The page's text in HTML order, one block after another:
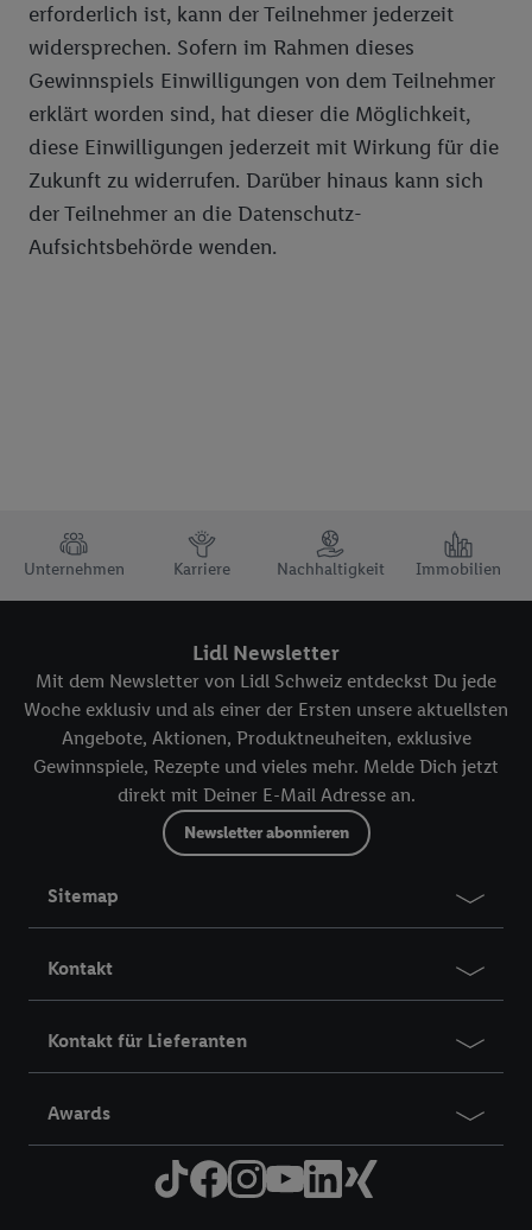
erforderlich ist, kann der Teilnehmer jederzeit
widersprechen. Sofern im Rahmen dieses
Gewinnspiels Einwilligungen von dem Teilnehmer
erklärt worden sind, hat dieser die Möglichkeit,
diese Einwilligungen jederzeit mit Wirkung für die
Zukunft zu widerrufen. Darüber hinaus kann sich
der Teilnehmer an die Datenschutz-
Aufsichtsbehörde wenden.
TRUSTBAR
Unternehmen Karriere Nachhaltigkeit Immobilien
Lidl Newsletter
Mit dem Newsletter von Lidl Schweiz entdeckst Du jede
Woche exklusiv und als einer der Ersten unsere aktuellsten
Angebote, Aktionen, Produktneuheiten, exklusive
Gewinnspiele, Rezepte und vieles mehr. Melde Dich jetzt
direkt mit Deiner E-Mail Adresse an.
Newsletter abonnieren
Sitemap
Kontakt
Kontakt für Lieferanten
Awards